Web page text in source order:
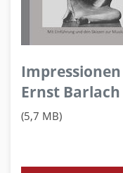
Ernst Barlach
(5,7 MB)